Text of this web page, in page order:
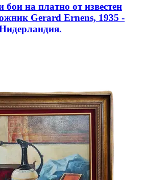
бои на платно от известен
Gerard Ernens, 1935 -